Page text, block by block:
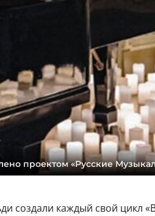
проектом «Русские
создали каждый свой цикл